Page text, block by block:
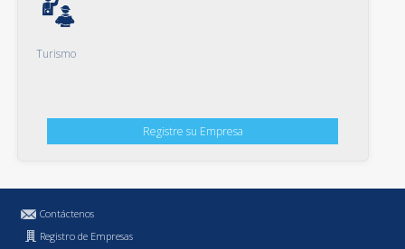
Turismo
Registre su Empresa
Contáctenos
Registro de Empresas